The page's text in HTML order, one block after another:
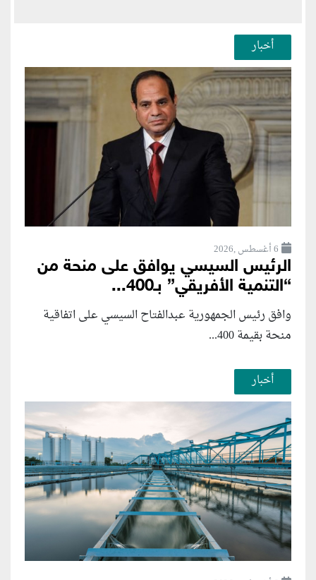
أخبار
6 أغسطس ,2026
الرئيس السيسي يوافق على منحة من
“التنمية الأفريقي” بـ400...
وافق رئيس الجمهورية عبدالفتاح السيسي على اتفاقية
منحة بقيمة 400...
أخبار